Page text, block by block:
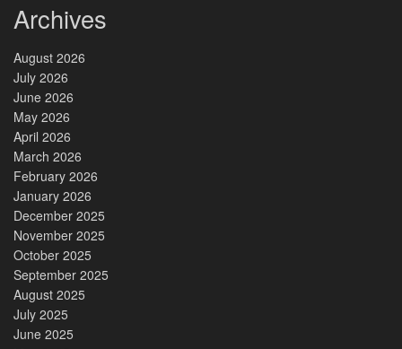
Archives
August 2026
July 2026
June 2026
May 2026
April 2026
March 2026
February 2026
January 2026
December 2025
November 2025
October 2025
September 2025
August 2025
July 2025
June 2025